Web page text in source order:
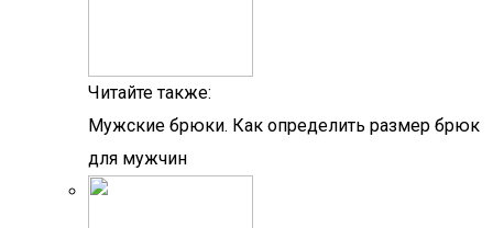
Читайте также:
Мужские брюки. Как определить размер брюк
для мужчин